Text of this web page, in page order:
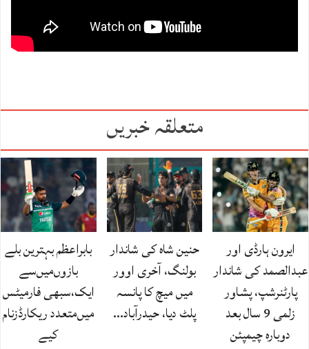
متعلقہ خبریں
ایرون ہارڈی اور
عبدالصمد کی شاندار
پارٹنرشپ، پشاور
زلمی 9 سال بعد
دوبارہ چیمپئن
حنین شاہ کی شاندار
بولنگ، آخری اوور
میں میچ کا پانسہ
پلٹ دیا، حیدرآباد…
بابراعظم بہترین بلے
بازوں‌میں‌سے
ایک،سبھی فارمیٹس
میں‌متعدد ریکارڈزنام
کیے